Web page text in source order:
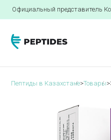
Официальный представитель
Пептиды в Казахстане>Товары>